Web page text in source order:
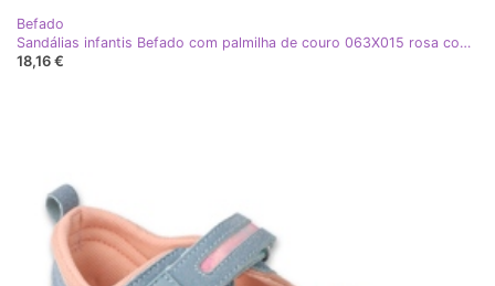
Befado
Sandálias infantis Befado com palmilha de couro 063X015 rosa com glitter
18,16 €